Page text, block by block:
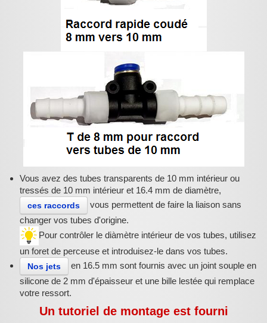
Vous avez des tubes transparents de 10 mm intérieur ou
tressés de 10 mm intérieur et 16.4 mm de diamètre,
ces raccords
vous permettent de faire la liaison sans
changer vos tubes d'origine.
Pour contrôler le diàmètre intérieur de vos tubes, utilisez
un foret de perceuse et introduisez-le dans vos tubes.
Nos jets
en 16.5 mm sont fournis avec un joint souple en
silicone de 2 mm d'épaisseur et une bille lestée qui remplace
votre ressort.
Un tutoriel de montage est fourni